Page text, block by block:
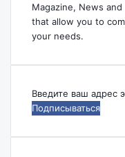
Magazine, News
that allow you to
your needs.
Введите
ваш
электронной